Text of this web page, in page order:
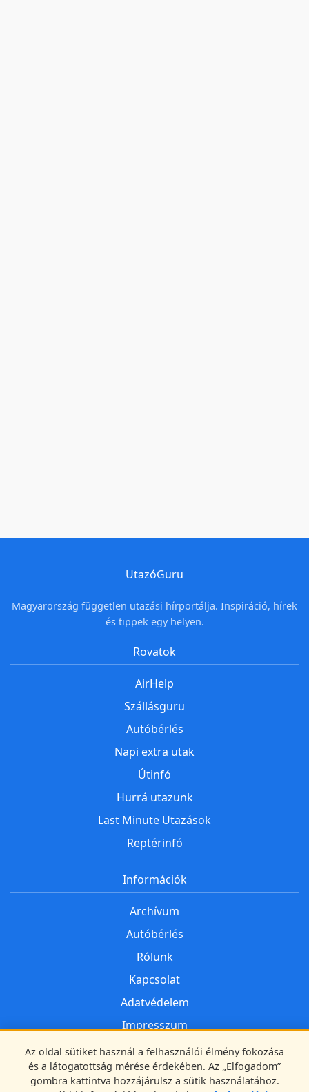
UtazóGuru
Magyarország független utazási hírportálja. Inspiráció, hírek
és tippek egy helyen.
Rovatok
AirHelp
Szállásguru
Autóbérlés
Napi extra utak
Útinfó
Hurrá utazunk
Last Minute Utazások
Reptérinfó
Információk
Archívum
Autóbérlés
Rólunk
Kapcsolat
Adatvédelem
Impresszum
Kövess minket
Az oldal sütiket használ a felhasználói élmény fokozása
és a látogatottság mérése érdekében. Az „Elfogadom”
gombra kattintva hozzájárulsz a sütik használatához.